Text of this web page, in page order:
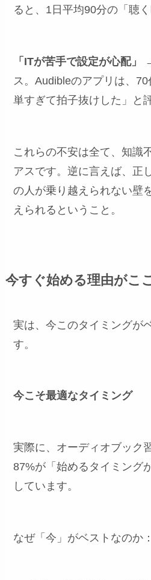
ると、1日平均90分の「聴
「ITが苦手で設定が心配」
ス。Audibleのアプリは、
単すぎて拍子抜けした」と
これらの不安は全て、知識
アスです。逆に言えば、正
の人が乗り越えられない壁
えられるということ。
今すぐ始める理由がこ
実は、今このタイミングが
す。
今こそ最適なタイミング
実際に、オーディオブック
87%が「始めるタイミング
しています。
なぜ「今」がベストなのか：